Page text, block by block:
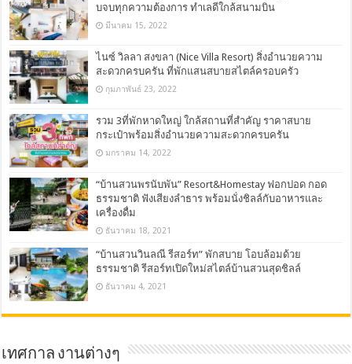
บจบทุกความต้องการ ทำเลดีใกล้สนามบิน
มีนาคม 15, 2022
ไนซ์ วิลลา สงขลา (Nice Villa Resort) สิ่งอำนวยความ
สะดวกครบครัน ที่พักแสนสบายสไตล์ครอบครัว
กุมภาพันธ์ 23, 2022
รวม 3ที่พักหาดใหญ่ ใกล้สถานที่สำคัญ ราคาสบาย
กระเป๋าพร้อมสิ่งอำนวยความสะดวกครบครัน
มกราคม 14, 2022
“บ้านสวนพรนับพัน” Resort&Homestay ฟอกปอด กอด
ธรรมชาติ ฟังเสียงลำธาร พร้อมนั่งชิลล์กับอาหารและ
เครื่องดื่ม
ธันวาคม 18, 2021
“บ้านสวนวินลณี รีสอร์ท” พักสบาย โอบล้อมด้วย
ธรรมชาติ รีสอร์ทเปิดใหม่สไตล์บ้านสวนสุดชิลล์
ธันวาคม 4, 2021
เทศกาล งานต่างๆ